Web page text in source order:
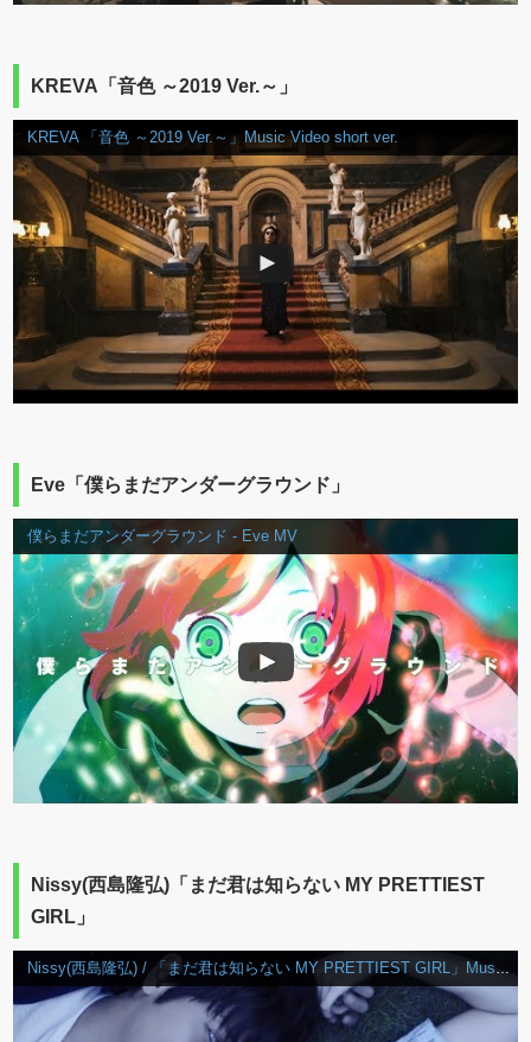
KREVA「音色 ～2019 Ver.～」
KREVA 「音色 ～2019 Ver.～」Music Video short ver.
Eve「僕らまだアンダーグラウンド」
僕らまだアンダーグラウンド - Eve MV
Nissy(西島隆弘)「まだ君は知らない MY PRETTIEST
GIRL」
Nissy(西島隆弘) / 「まだ君は知らない MY PRETTIEST GIRL」Music Video (short ver.)